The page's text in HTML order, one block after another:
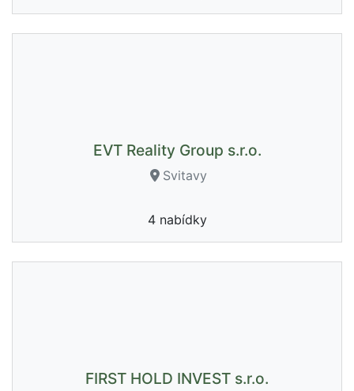
EVT Reality Group s.r.o.
Svitavy
4 nabídky
FIRST HOLD INVEST s.r.o.